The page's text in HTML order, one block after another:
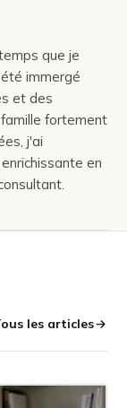
que je
immergé
et des
fortement
j'ai
en
les articles